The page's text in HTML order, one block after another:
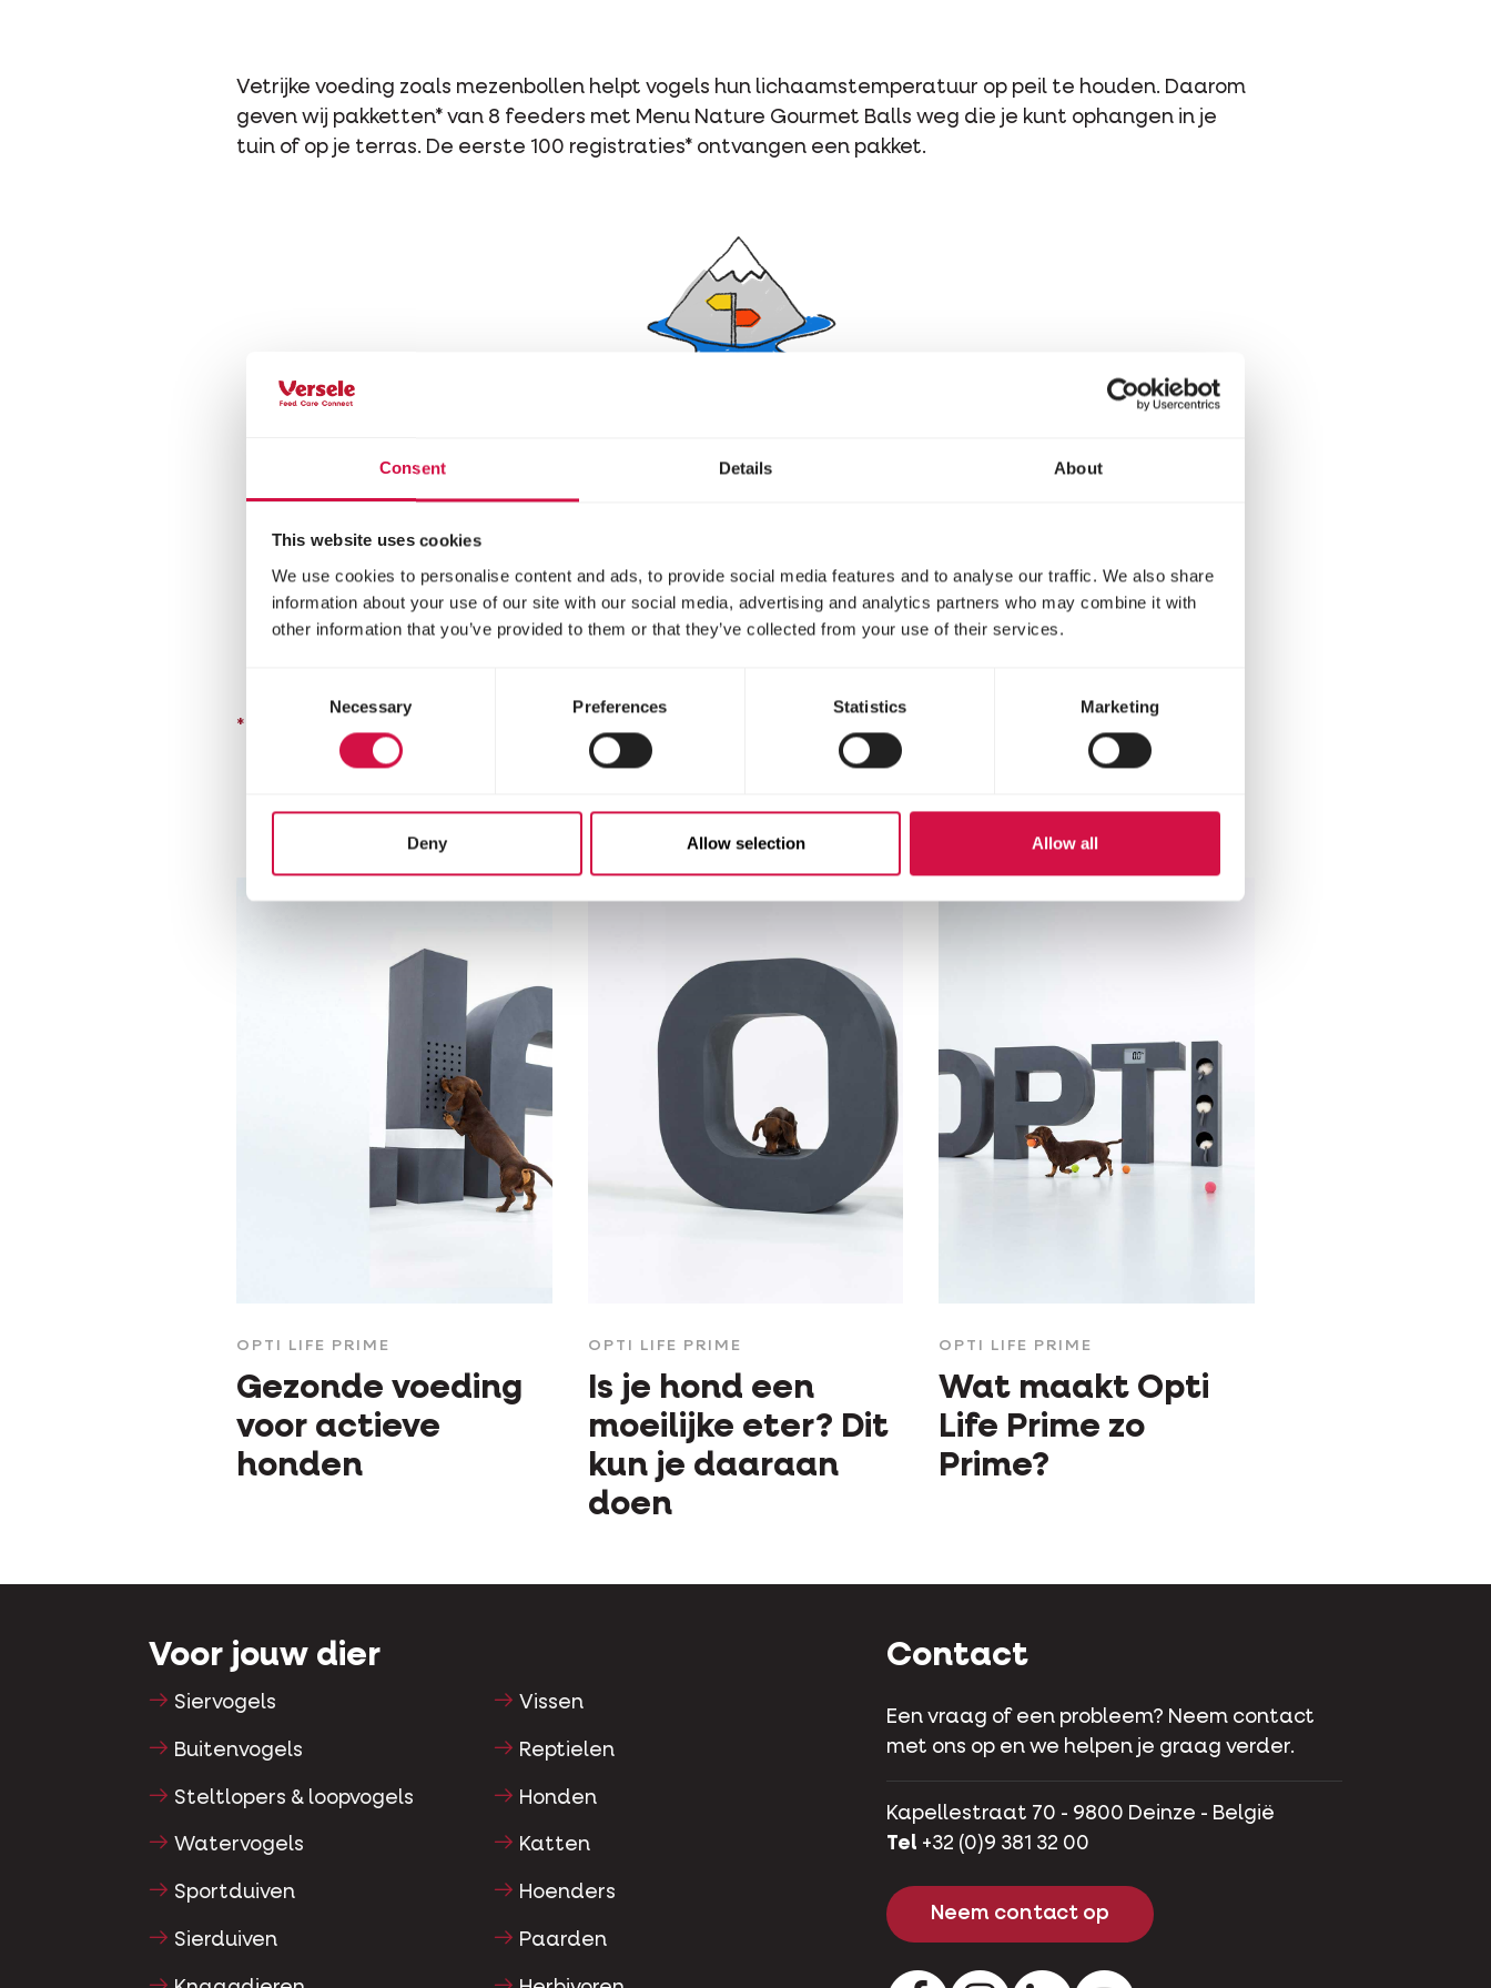
Consent Details About
This website uses cookies
We use cookies to personalise content and ads, to provide social media features and to analyse our traffic. We also share
information about your use of our site with our social media, advertising and analytics partners who may combine it with
other information that you’ve provided to them or that they’ve collected from your use of their services.
Necessary Preferences Statistics Marketing
Deny Allow selection Allow all
Vetrijke voeding zoals mezenbollen helpt vogels hun lichaamstemperatuur op peil te houden. Daarom
geven wij pakketten* van 8 feeders met Menu Nature Gourmet Balls weg die je kunt ophangen in je
tuin of op je terras. De eerste 100 registraties* ontvangen een pakket.
* Actiereglement
Voor jou geselecteerd
OPTI LIFE PRIME
Gezonde voeding
voor actieve
honden
OPTI LIFE PRIME
Is je hond een
moeilijke eter? Dit
kun je daaraan
doen
OPTI LIFE PRIME
Wat maakt Opti
Life Prime zo
Prime?
Voor jouw dier
Siervogels
Buitenvogels
Steltlopers & loopvogels
Watervogels
Sportduiven
Sierduiven
Vissen
Reptielen
Honden
Katten
Hoenders
Paarden
Contact
Een vraag of een probleem? Neem contact
met ons op en we helpen je graag verder.
Kapellestraat 70 - 9800 Deinze - België
Tel +32 (0)9 381 32 00
Neem contact op